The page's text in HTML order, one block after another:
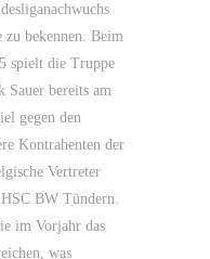
zu bekennen. Beim
spielt die Truppe
Sauer bereits am
gegen den
Kontrahenten der
Vertreter
BW Tündern.
im Vorjahr das
was